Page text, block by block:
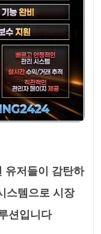
유저들이 감탄하
스템으로 시장
션입니다